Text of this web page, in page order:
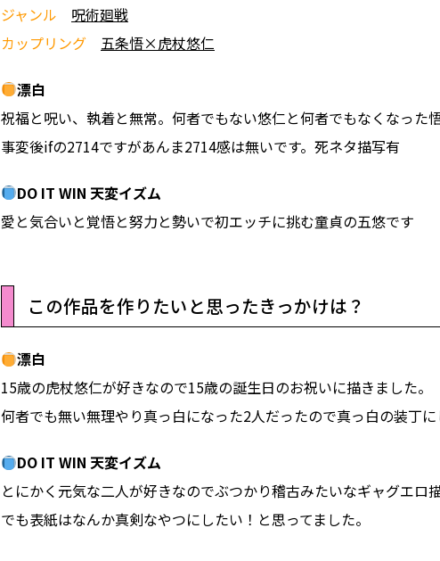
ジャンル
呪術廻戦
カップリング
五条悟×虎杖悠仁
漂白
祝福と呪い、執着と無常。何者でもない悠仁と何者でもなくなった
事変後ifの2714ですがあんま2714感は無いです。死ネタ描写有
DO IT WIN 天変イズム
愛と気合いと覚悟と努力と勢いで初エッチに挑む童貞の五悠です
この作品を作りたいと思ったきっかけは？
漂白
15歳の虎杖悠仁が好きなので15歳の誕生日のお祝いに描きました。
何者でも無い無理やり真っ白になった2人だったので真っ白の装丁に
DO IT WIN 天変イズム
とにかく元気な二人が好きなのでぶつかり稽古みたいなギャグエロ
でも表紙はなんか真剣なやつにしたい！と思ってました。